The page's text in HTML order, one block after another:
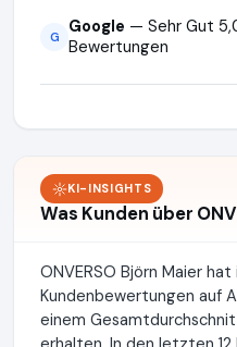
G Google — Sehr Gut
Bewertungen
KI-INSIGHTS
Was Kunden über
ONVERSO Björn Maier
Kundenbewertungen auf
einem